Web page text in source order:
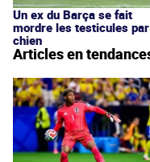
Un ex du Barça se fait
mordre les testicules
chien
Articles en